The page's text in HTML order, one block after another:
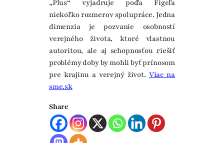
„Plus“ vyjadruje podľa Figeľa
niekoľko rozmerov spolupráce. Jedna
dimenzia je pozvanie osobností
verejného života, ktoré vlastnou
autoritou, ale aj schopnosťou riešiť
problémy doby by mohli byť prínosom
pre krajinu a verejný život. Viac na
sme.sk
Share